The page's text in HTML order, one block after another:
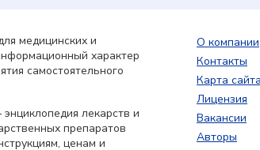
медицинских и
характер
самостоятельного
лекарств и
препаратов
ценам и
О компании
Контакты
Карта сайта
Лицензия
Вакансии
Авторы